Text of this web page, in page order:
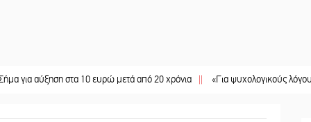
στα 10 ευρώ μετά από 20 χρόνια || «Για ψυχολογικούς λόγους»